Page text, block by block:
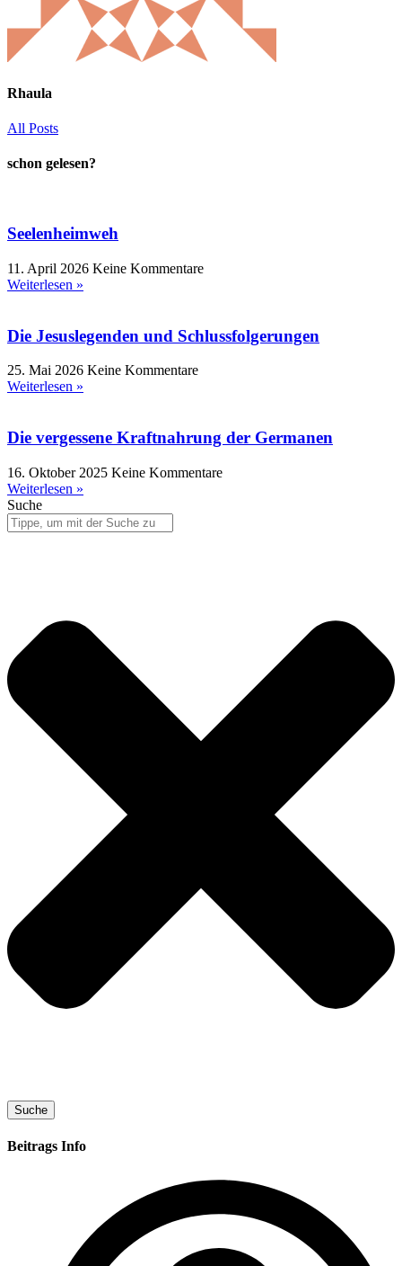
Rhaula
All Posts
schon gelesen?
Seelenheimweh
11. April 2026 Keine Kommentare
Weiterlesen »
Die Jesuslegenden und Schlussfolgerungen
25. Mai 2026 Keine Kommentare
Weiterlesen »
Die vergessene Kraftnahrung der Germanen
16. Oktober 2025 Keine Kommentare
Weiterlesen »
Suche
Suche
Beitrags Info